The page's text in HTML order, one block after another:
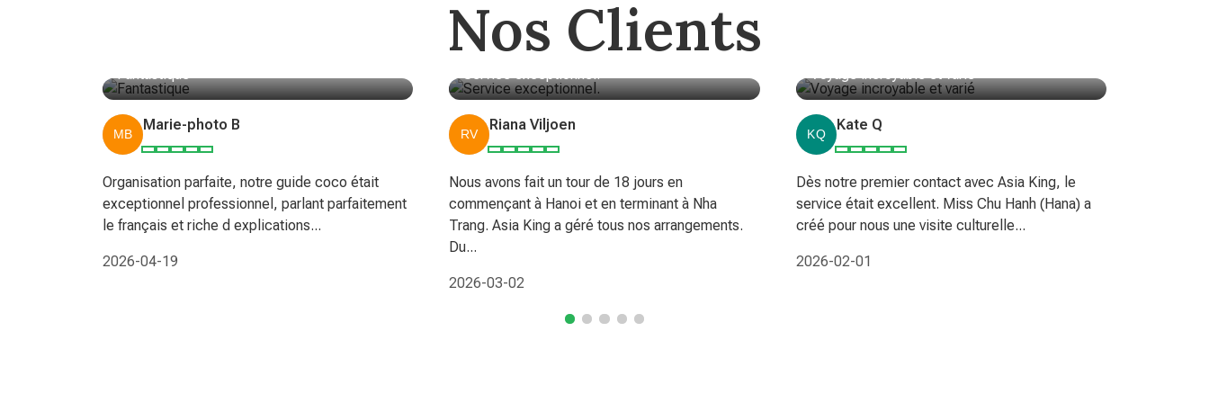
Nos Clients
Fantastique
Marie-photo B
Organisation parfaite, notre guide coco était
exceptionnel professionnel, parlant parfaitement
le français et riche d explications...
2026-04-19
Service exceptionnel.
Riana Viljoen
Nous avons fait un tour de 18 jours en
commençant à Hanoi et en terminant à Nha
Trang. Asia King a géré tous nos arrangements.
Du...
2026-03-02
Voyage incroyable et varié
Kate Q
Dès notre premier contact avec Asia King, le
service était excellent. Miss Chu Hanh (Hana) a
créé pour nous une visite culturelle...
2026-02-01